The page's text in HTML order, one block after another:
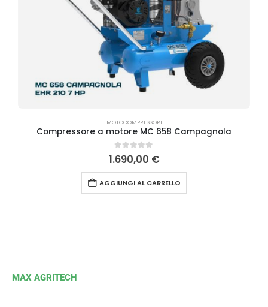
MOTOCOMPRESSORI
Compressore a motore MC 658 Campagnola
0Su 5
1.690,00 €
AGGIUNGI AL CARRELLO
MAX AGRITECH